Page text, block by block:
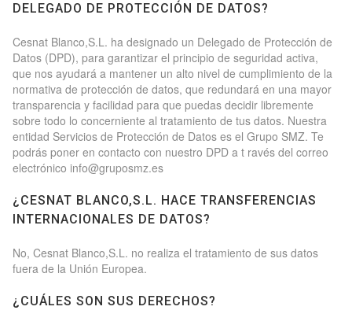
DELEGADO DE PROTECCIÓN DE DATOS?
Cesnat Blanco,S.L. ha designado un Delegado de Protección de
Datos (DPD), para garantizar el principio de seguridad activa,
que nos ayudará a mantener un alto nivel de cumplimiento de la
normativa de protección de datos, que redundará en una mayor
transparencia y facilidad para que puedas decidir libremente
sobre todo lo concerniente al tratamiento de tus datos. Nuestra
entidad Servicios de Protección de Datos es el Grupo SMZ. Te
podrás poner en contacto con nuestro DPD a t ravés del correo
electrónico info@gruposmz.es
¿CESNAT BLANCO,S.L. HACE TRANSFERENCIAS
INTERNACIONALES DE DATOS?
No, Cesnat Blanco,S.L. no realiza el tratamiento de sus datos
fuera de la Unión Europea.
¿CUÁLES SON SUS DERECHOS?